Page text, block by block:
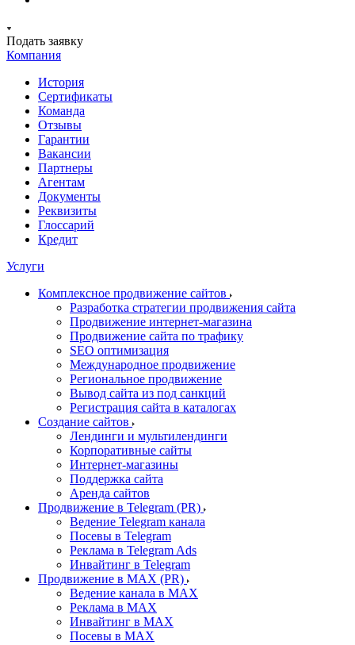
Подать заявку
Компания
История
Сертификаты
Команда
Отзывы
Гарантии
Вакансии
Партнеры
Агентам
Документы
Реквизиты
Глоссарий
Кредит
Услуги
Комплексное продвижение сайтов
Разработка стратегии продвижения сайта
Продвижение интернет-магазина
Продвижение сайта по трафику
SEO оптимизация
Международное продвижение
Региональное продвижение
Вывод сайта из под санкций
Регистрация сайта в каталогах
Создание сайтов
Лендинги и мультилендинги
Корпоративные сайты
Интернет-магазины
Поддержка сайта
Аренда сайтов
Продвижение в Telegram (PR)
Ведение Telegram канала
Посевы в Telegram
Реклама в Telegram Ads
Инвайтинг в Telegram
Продвижение в MAX (PR)
Ведение канала в MAX
Реклама в MAX
Инвайтинг в MAX
Посевы в MAX